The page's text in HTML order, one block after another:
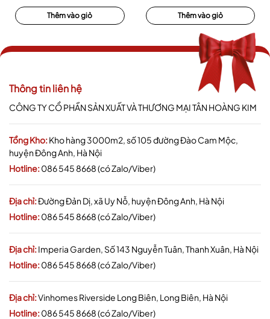
Thêm vào giỏ Thêm vào giỏ
Thông tin liên hệ
CÔNG TY CỔ PHẦN SẢN XUẤT VÀ THƯƠNG MẠI TÂN HOÀNG KIM
Tổng Kho:Kho hàng 3000m2, số 105 đường Đào Cam Mộc,
huyện Đông Anh, Hà Nội
Hotline:086 545 8668 (có Zalo/Viber)
Địa chỉ:Đường Đản Dị, xã Uy Nỗ, huyện Đông Anh, Hà Nội
Hotline:086 545 8668 (có Zalo/Viber)
Địa chỉ:Imperia Garden, Số 143 Nguyễn Tuân, Thanh Xuân, Hà Nội
Hotline:086 545 8668 (có Zalo/Viber)
Địa chỉ:Vinhomes Riverside Long Biên, Long Biên, Hà Nội
Hotline:086 545 8668 (có Zalo/Viber)